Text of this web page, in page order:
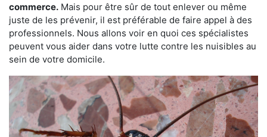
commerce. Mais pour être sûr de tout enlever ou même
juste de les prévenir, il est préférable de faire appel à des
professionnels. Nous allons voir en quoi ces spécialistes
peuvent vous aider dans votre lutte contre les nuisibles au
sein de votre domicile.